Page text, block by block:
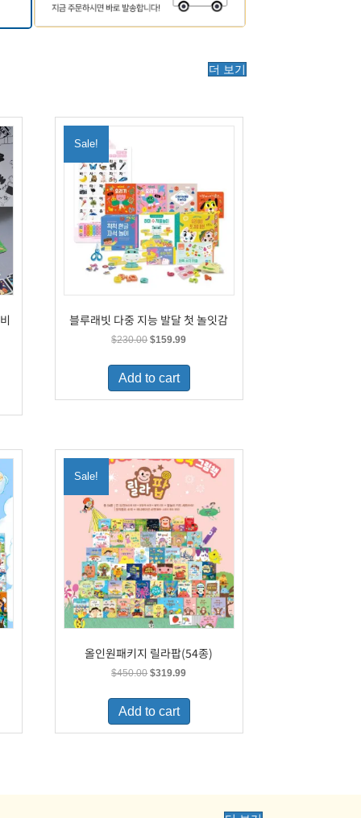
더 보기
Sale!
블루래빗 다중 지능 발달 첫 놀잇감
$230.00Original
was:
$230.00.
$159.99Current
is:
Add to cart
Sale!
올인원패키지 릴라팝(54종)
$450.00Original
was:
$450.00.
$319.99Current
is:
Add to cart